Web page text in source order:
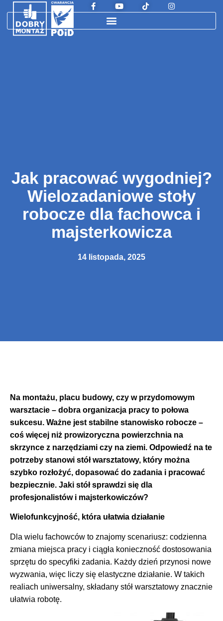
Jak pracować wygodniej?
Wielozadaniowe stoły
robocze dla fachowca i
majsterkowicza
14 listopada, 2025
Na montażu, placu budowy, czy w przydomowym
warsztacie – dobra organizacja pracy to połowa
sukcesu. Ważne jest stabilne stanowisko robocze –
coś więcej niż prowizoryczna powierzchnia na
skrzynce z narzędziami czy na ziemi. Odpowiedź na te
potrzeby stanowi stół warsztatowy, który można
szybko rozłożyć, dopasować do zadania i pracować
bezpiecznie. Jaki stół sprawdzi się dla
profesjonalistów i majsterkowiczów?
Wielofunkcyjność, która ułatwia działanie
Dla wielu fachowców to znajomy scenariusz: codzienna
zmiana miejsca pracy i ciągła konieczność dostosowania
sprzętu do specyfiki zadania. Każdy dzień przynosi nowe
wyzwania, więc liczy się elastyczne działanie. W takich
realiach uniwersalny, składany stół warsztatowy znacznie
ułatwia robotę.